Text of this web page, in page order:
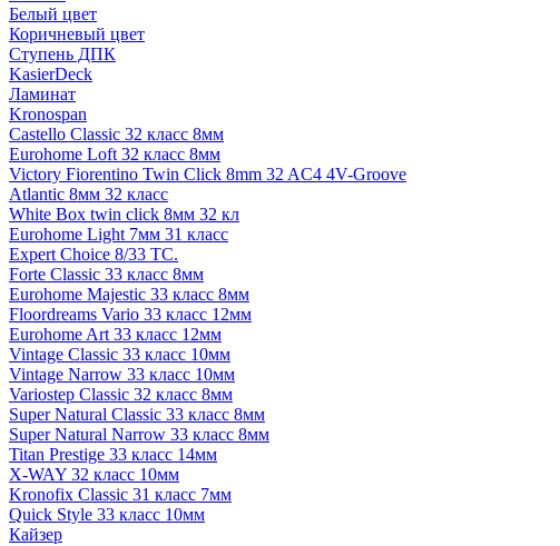
Белый цвет
Коричневый цвет
Ступень ДПК
KasierDeck
Ламинат
Kronospan
Castello Classic 32 класс 8мм
Eurohome Loft 32 класс 8мм
Victory Fiorentino Twin Click 8mm 32 AC4 4V-Groove
Atlantic 8мм 32 класс
White Box twin click 8мм 32 кл
Eurohome Light 7мм 31 класс
Expert Choice 8/33 TC.
Forte Classic 33 класс 8мм
Eurohome Majestic 33 класс 8мм
Floordreams Vario 33 класс 12мм
Eurohome Art 33 класс 12мм
Vintage Classic 33 класс 10мм
Vintage Narrow 33 класс 10мм
Variostep Classic 32 класс 8мм
Super Natural Classic 33 класс 8мм
Super Natural Narrow 33 класс 8мм
Titan Prestige 33 класс 14мм
X-WAY 32 класс 10мм
Kronofix Classic 31 класс 7мм
Quick Style 33 класс 10мм
Кайзер